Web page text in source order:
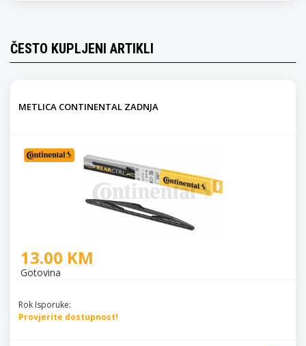
ČESTO KUPLJENI ARTIKLI
METLICA CONTINENTAL ZADNJA
13.00 KM
Gotovina
Rok Isporuke:
Provjerite dostupnost!